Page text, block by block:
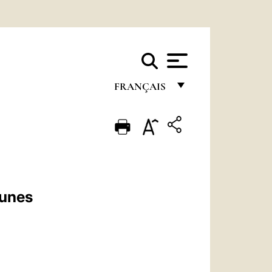
FRANÇAIS
ENGLISH